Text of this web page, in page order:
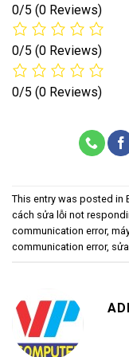
0/5 (0 Reviews)
0/5 (0 Reviews)
0/5 (0 Reviews)
This entry was posted in
cách sửa lỗi not
communication error,
communication error,